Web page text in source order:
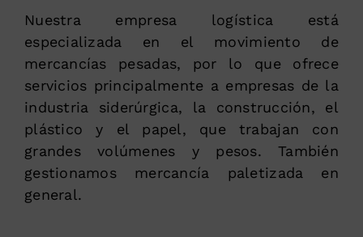
Nuestra empresa logística está
especializada en el movimiento de
mercancías pesadas, por lo que ofrece
servicios principalmente a empresas de la
industria siderúrgica, la construcción, el
plástico y el papel, que trabajan con
grandes volúmenes y pesos. También
gestionamos mercancía paletizada en
general.